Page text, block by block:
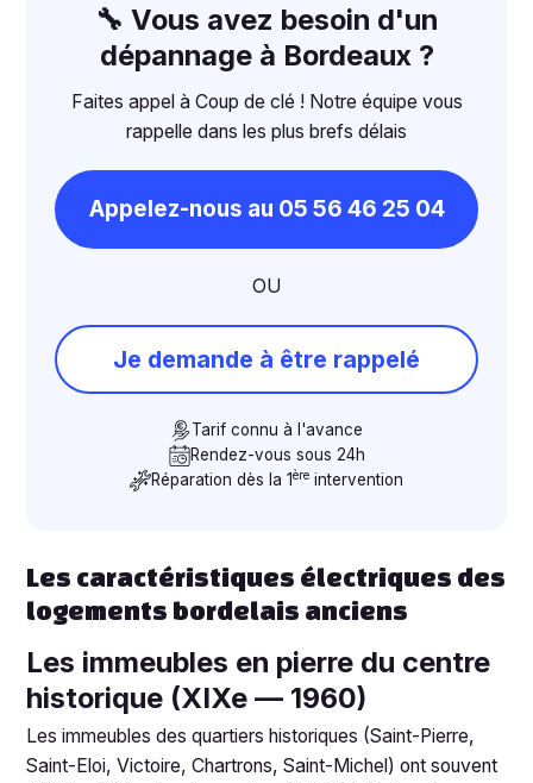
🔧 Vous avez besoin d'un
dépannage à Bordeaux ?
Faites appel à Coup de clé ! Notre équipe vous
rappelle dans les plus brefs délais
Appelez-nous au 05 56 46 25 04
OU
Je demande à être rappelé
Tarif connu à l'avance
Rendez-vous sous 24h
Réparation dès la 1ère intervention
Les caractéristiques électriques des
logements bordelais anciens
Les immeubles en pierre du centre
historique (XIXe — 1960)
Les immeubles des quartiers historiques (Saint-Pierre,
Saint-Eloi, Victoire, Chartrons, Saint-Michel) ont souvent